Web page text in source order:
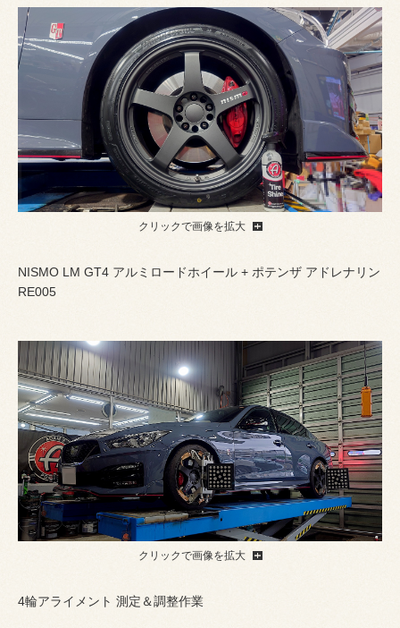
クリックで画像を拡大
NISMO LM GT4 アルミロードホイール + ポテンザ アドレナリン
RE005
クリックで画像を拡大
4輪アライメント 測定＆調整作業